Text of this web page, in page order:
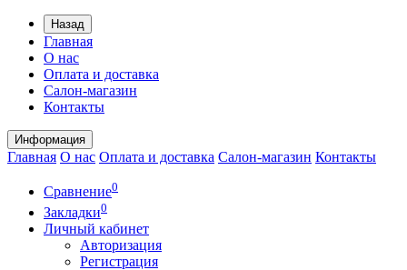
Назад
Главная
О нас
Оплата и доставка
Салон-магазин
Контакты
Информация
Главная О нас Оплата и доставка Салон-магазин Контакты
Сравнение0
Закладки0
Личный кабинет
Авторизация
Регистрация